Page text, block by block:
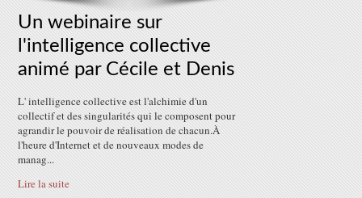
Un webinaire sur
l'intelligence collective
animé par Cécile et Denis
L' intelligence collective est l'alchimie d'un
collectif et des singularités qui le composent pour
agrandir le pouvoir de réalisation de chacun.À
l'heure d'Internet et de nouveaux modes de
manag...
Lire la suite